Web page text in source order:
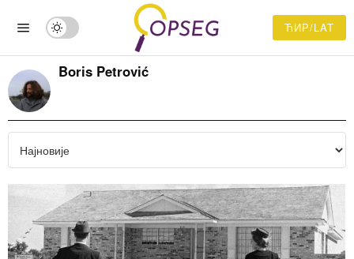
ЋИР/LAT
Boris Petrović